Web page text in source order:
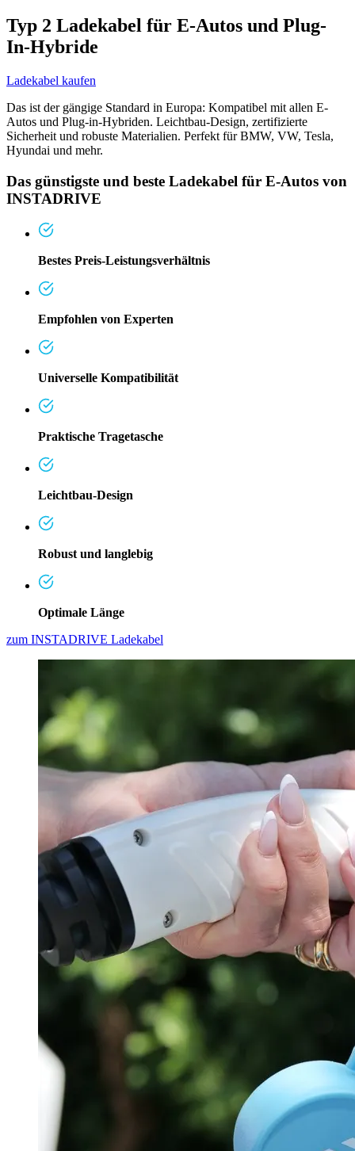
Typ 2 Ladekabel für E-Autos und Plug-
In-Hybride
Ladekabel kaufen
Das ist der gängige Standard in Europa: Kompatibel mit allen E-
Autos und Plug-in-Hybriden. Leichtbau-Design, zertifizierte
Sicherheit und robuste Materialien. Perfekt für BMW, VW, Tesla,
Hyundai und mehr.
Das günstigste und beste Ladekabel für E-Autos von
INSTADRIVE
Bestes Preis-Leistungsverhältnis
Empfohlen von Experten
Universelle Kompatibilität
Praktische Tragetasche
Leichtbau-Design
Robust und langlebig
Optimale Länge
zum INSTADRIVE Ladekabel